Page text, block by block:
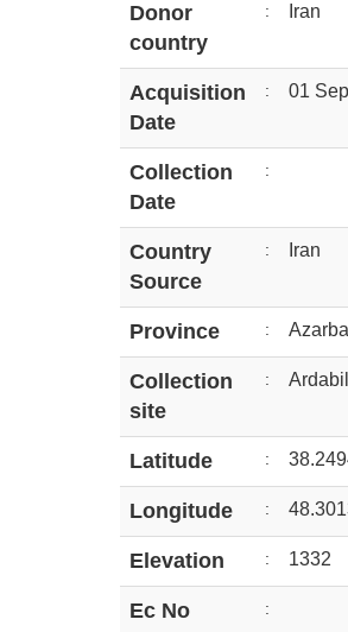
Donor
country
: Iran
Acquisition
Date
: 01
Collection
Date
:
Country
Source
: Iran
Province :
Collection
site
: Ardabil
Latitude :
Longitude :
Elevation : 1332
Ec No :